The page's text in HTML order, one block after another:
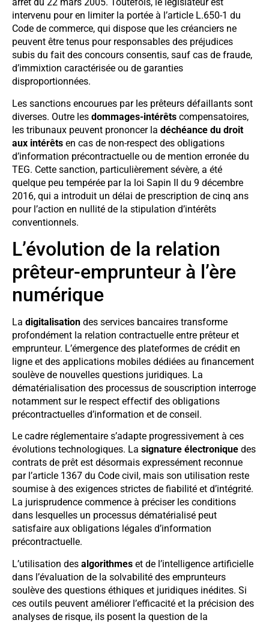
intervenu pour en limiter la portée à l’article L.650-1 du
Code de commerce, qui dispose que les créanciers ne
peuvent être tenus pour responsables des préjudices
subis du fait des concours consentis, sauf cas de fraude,
d’immixtion caractérisée ou de garanties
disproportionnées.
Les sanctions encourues par les prêteurs défaillants sont
diverses. Outre les dommages-intérêts compensatoires,
les tribunaux peuvent prononcer la déchéance du droit
aux intérêts en cas de non-respect des obligations
d’information précontractuelle ou de mention erronée du
TEG. Cette sanction, particulièrement sévère, a été
quelque peu tempérée par la loi Sapin II du 9 décembre
2016, qui a introduit un délai de prescription de cinq ans
pour l’action en nullité de la stipulation d’intérêts
conventionnels.
L’évolution de la relation
prêteur-emprunteur à l’ère
numérique
La digitalisation des services bancaires transforme
profondément la relation contractuelle entre prêteur et
emprunteur. L’émergence des plateformes de crédit en
ligne et des applications mobiles dédiées au financement
soulève de nouvelles questions juridiques. La
dématérialisation des processus de souscription interroge
notamment sur le respect effectif des obligations
précontractuelles d’information et de conseil.
Le cadre réglementaire s’adapte progressivement à ces
évolutions technologiques. La signature électronique des
contrats de prêt est désormais expressément reconnue
par l’article 1367 du Code civil, mais son utilisation reste
soumise à des exigences strictes de fiabilité et d’intégrité.
La jurisprudence commence à préciser les conditions
dans lesquelles un processus dématérialisé peut
satisfaire aux obligations légales d’information
précontractuelle.
L’utilisation des algorithmes et de l’intelligence artificielle
dans l’évaluation de la solvabilité des emprunteurs
soulève des questions éthiques et juridiques inédites. Si
ces outils peuvent améliorer l’efficacité et la précision des
analyses de risque, ils posent la question de la